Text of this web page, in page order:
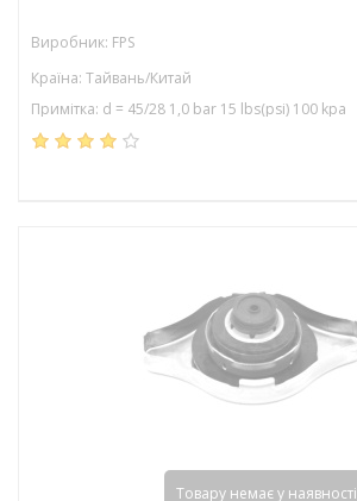
Виробник: FPS
Країна: Тайвань/Китай
Примітка: d = 45/28 1,0 bar 15 lbs(psi) 100 kpa
Товару немає у наявності